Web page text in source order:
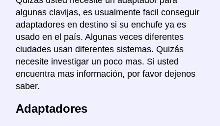
algunas clavijas, es usualmente facil conseguir
adaptadores en destino si su enchufe ya es
usado en el país. Algunas veces diferentes
ciudades usan diferentes sistemas. Quizás
necesite investigar un poco mas. Si usted
encuentra mas información, por favor dejenos
saber.
Adaptadores